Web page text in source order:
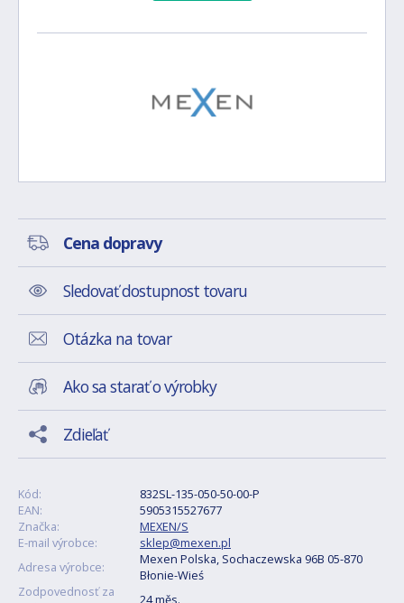
Cena dopravy
Sledovať dostupnost tovaru
Otázka na tovar
Ako sa starať o výrobky
Zdieľať
Kód:
832SL-135-050-50-00-P
EAN:
5905315527677
Značka:
MEXEN/S
E-mail výrobce:
sklep@mexen.pl
Adresa výrobce:
Mexen Polska, Sochaczewska 96B 05-870
Błonie-Wieś
Zodpovednosť za
24 měs.